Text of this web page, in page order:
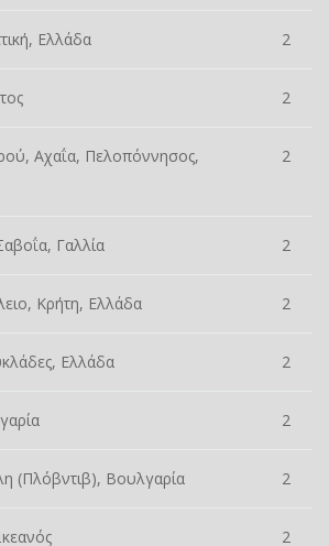
Ελλάδα 2
2
Αχαΐα, Πελοπόννησος,
2
Γαλλία 2
Κρήτη, Ελλάδα 2
Ελλάδα 2
2
(Πλόβντιβ), Βουλγαρία 2
2